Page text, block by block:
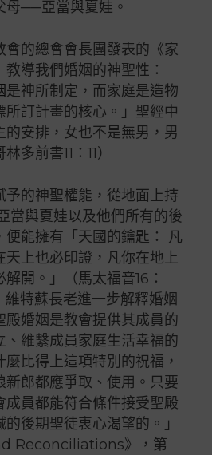
母──亞當與夏娃。
會的總會會長團發表的《家
導我們婚姻的神聖性：
是神所制定，而家庭是造物
所訂計畫的核心。」聖經中
的安排，女也不是無男，男
多前書11：11）
予的神聖權能，從地面上持
當與夏娃以及他們所有的後
便能擁有「天國的鑰匙： 凡
上也必印證，凡你在地上
開。」（馬太福音16：
維特蘇長老進一步解釋婚姻
殿婚姻是教會提供其成員的
、維繫成員家庭生活幸福的
比得上這項特別的祝福，
新郎都應爭取、使用。只要
成員都能符合條件接受聖殿
後期聖徒衷心渴望的。」
Reconciliations》，第